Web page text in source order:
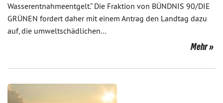
Wasserentnahmeentgelt.“ Die Fraktion von BÜNDNIS 90/DIE
GRÜNEN fordert daher mit einem Antrag den Landtag dazu
auf, die umweltschädlichen…
Mehr